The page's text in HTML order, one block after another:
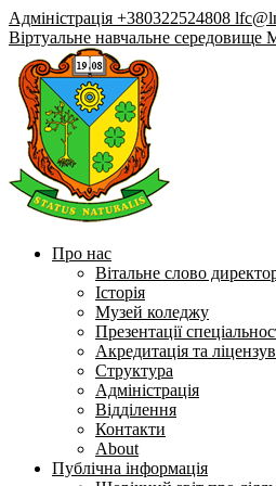
Адміністрація +380322524808
Віртуальне навчальне середовище
Про нас
Вітальне слово
Історія
Музей коледжу
Презентації
Акредитація та
Структура
Адміністрація
Відділення
Контакти
About
Публічна інформація